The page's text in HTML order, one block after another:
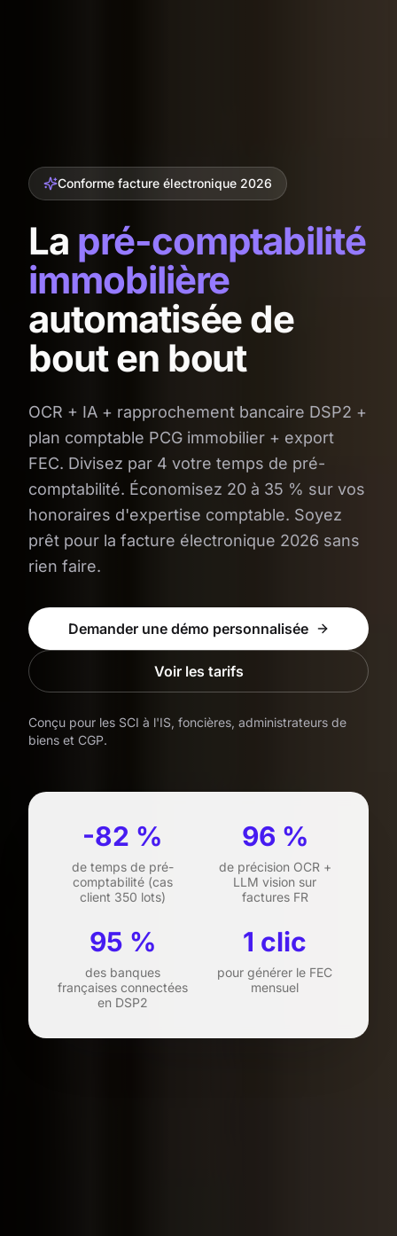
Conforme facture électronique 2026
La pré-comptabilité
immobilière
automatisée de
bout en bout
OCR + IA + rapprochement bancaire DSP2 +
plan comptable PCG immobilier + export
FEC. Divisez par 4 votre temps de pré-
comptabilité. Économisez 20 à 35 % sur vos
honoraires d'expertise comptable. Soyez
prêt pour la facture électronique 2026 sans
rien faire.
Demander une démo personnalisée
Voir les tarifs
Conçu pour les SCI à l'IS, foncières, administrateurs de
biens et CGP.
-82 %
de temps de pré-
comptabilité (cas
client 350 lots)
96 %
de précision OCR +
LLM vision sur
factures FR
95 %
des banques
françaises connectées
en DSP2
1 clic
pour générer le FEC
mensuel